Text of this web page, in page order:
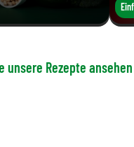
unsere Rezepte ansehen